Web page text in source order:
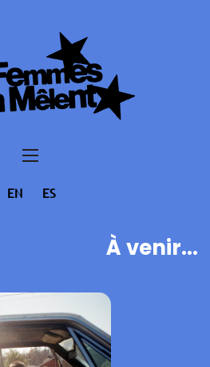
EN ES
À venir...